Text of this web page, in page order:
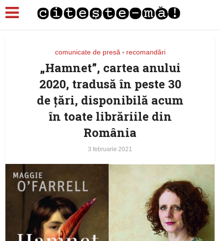
comunicate de presă • recomandări
„Hamnet”, cartea anului
2020, tradusă în peste 30
de țări, disponibilă acum
în toate librăriile din
România
3 februarie 2021